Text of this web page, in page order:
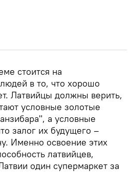
стоится на
в то, что хорошо
Латвийцы должны верить,
условные золотые
а условные
залог их будущего –
Именно освоение этих
латвийцев,
один супермаркет за